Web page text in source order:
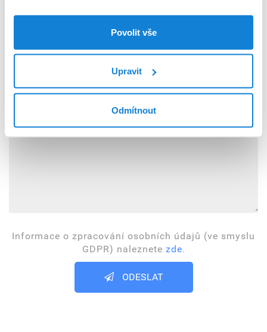
Povolit vše
Upravit
Odmítnout
Vaše zpráva*
Informace o zpracování osobních údajů (ve smyslu
GDPR) naleznete zde.
ODESLAT